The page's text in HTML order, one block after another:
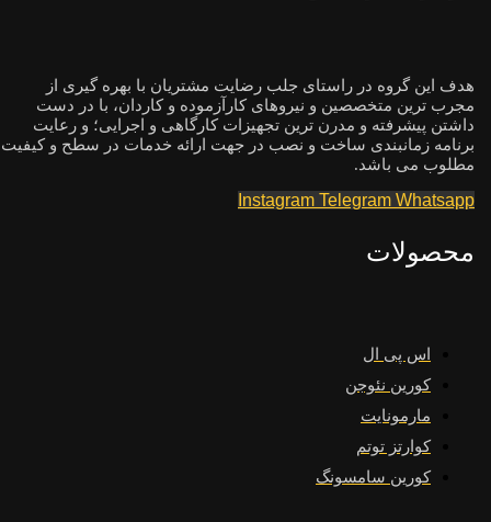
هدف این گروه در راستای جلب رضایت مشتریان با بهره گیری از
مجرب ترین متخصصین و نیروهای کارآزموده و کاردان، با در دست
داشتن پیشرفته و مدرن ترین تجهیزات کارگاهی و اجرایی؛ و رعایت
برنامه زمانبندی ساخت و نصب در جهت ارائه خدمات در سطح و کیفیت
مطلوب می باشد.
Instagram Telegram Whatsapp
محصولات
اس پی ال
کورین نئوجن
مارمونایت
کوارتز توتم
کورین سامسونگ